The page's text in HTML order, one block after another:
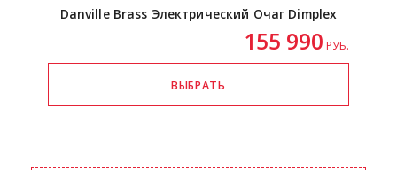
Danville Brass Электрический Очаг Dimplex
155 990 РУБ.